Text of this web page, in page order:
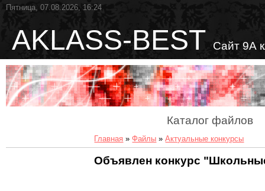
Пятница, 07.08.2026, 16:24
AKLASS-BEST Сайт 9А
Каталог файлов
Главная »Файлы »Актуальные конкурсы
Объявлен конкурс